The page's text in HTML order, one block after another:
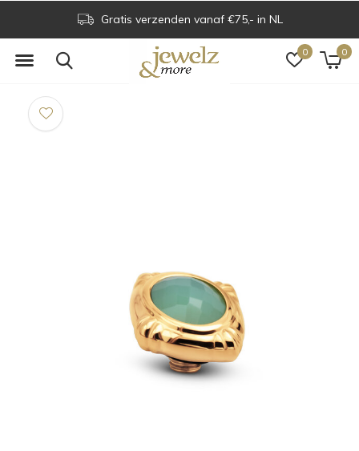
0 0
Gratis verzenden vanaf €75,- in NL